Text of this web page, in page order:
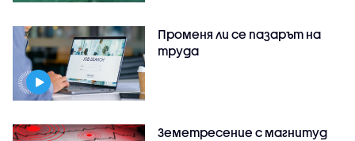
Променя ли се пазарът на
труда
Земетресение с магнитуд